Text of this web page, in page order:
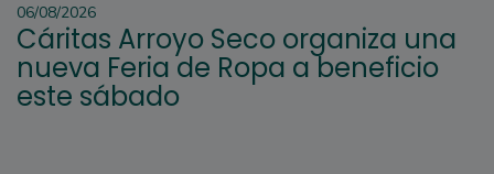
06/08/2026
Cáritas Arroyo Seco organiza una
nueva Feria de Ropa a beneficio
este sábado